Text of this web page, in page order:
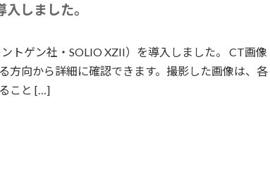
しました。
トゲン社・SOLIO XZII）を導入しました。 CT画像
方向から詳細に確認できます。撮影した画像は、各
こと […]